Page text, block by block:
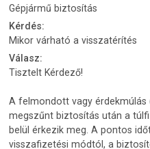
Gépjármű biztosítás
Kérdés:
Mikor várható a visszatérítés
Válasz:
Tisztelt Kérdező!
A felmondott vagy
megszűnt biztosítás után a
belül érkezik meg. A pontos
visszafizetési módtól, a